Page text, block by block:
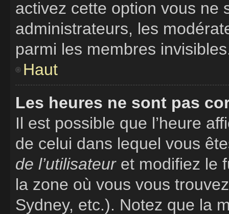
activez cette option vous ne
administrateurs, les
parmi les membres
Haut
Les heures ne sont pas
Il est possible que l’heure
de celui dans lequel vous
de l’utilisateuret modifiez le
la zone où vous vous
Sydney, etc.). Notez que la